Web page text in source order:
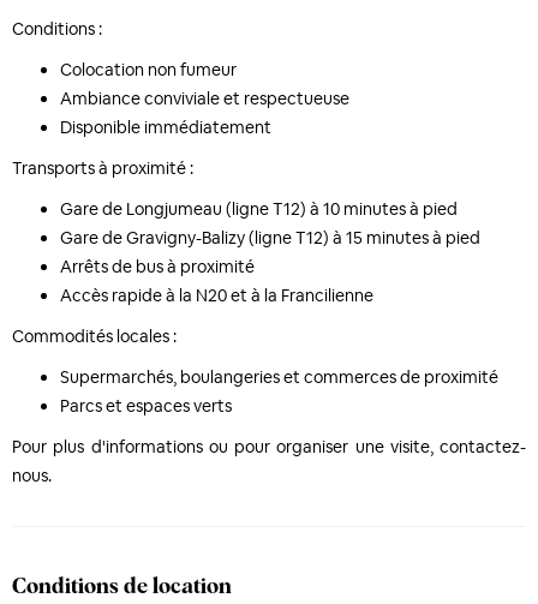
Conditions :
Colocation non fumeur
Ambiance conviviale et respectueuse
Disponible immédiatement
Transports à proximité :
Gare de Longjumeau (ligne T12) à 10 minutes à pied
Gare de Gravigny-Balizy (ligne T12) à 15 minutes à pied
Arrêts de bus à proximité
Accès rapide à la N20 et à la Francilienne
Commodités locales :
Supermarchés, boulangeries et commerces de proximité
Parcs et espaces verts
Pour plus d'informations ou pour organiser une visite, contactez-
nous.
Conditions de location